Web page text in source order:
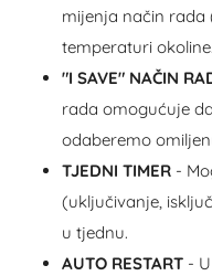
mijenja način
temperaturi okoline.
"I SAVE" NAČIN
rada omogućuje
odaberemo
TJEDNI TIMER -
(uključivanje,
u tjednu.
AUTO RESTART -